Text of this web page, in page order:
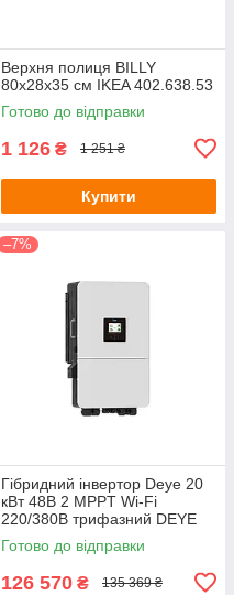
Верхня полиця BILLY
80х28х35 см IKEA 402.638.53
Готово до відправки
1 126 ₴ 1 251 ₴
Купити
–7%
Гібридний інвертор Deye 20
кВт 48В 2 MPPT Wi-Fi
220/380В трифазний DEYE
Готово до відправки
126 570 ₴ 135 369 ₴